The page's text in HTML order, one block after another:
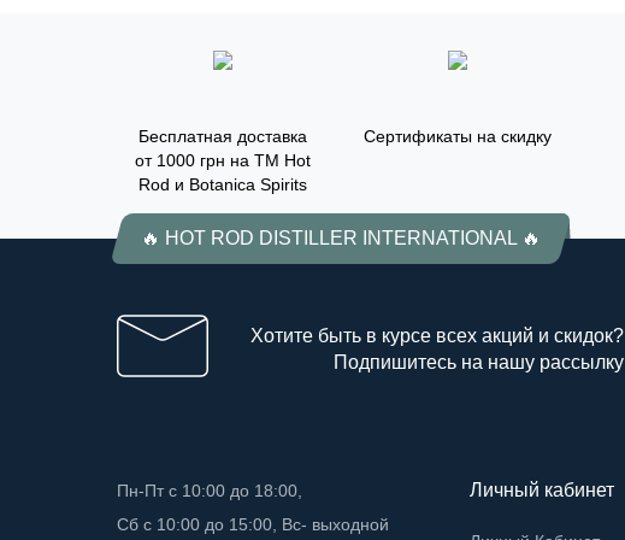
Бесплатная доставка
от 1000 грн на ТМ Hot
Rod и Botanica Spirits
Сертификаты на скидку
🔥 HOT ROD DISTILLER INTERNATIONAL 🔥
Хотите быть в курсе всех акций и скидок?
Подпишитесь на нашу рассылку
Пн-Пт с 10:00 до 18:00,
Сб с 10:00 до 15:00, Вс- выходной
Личный кабинет